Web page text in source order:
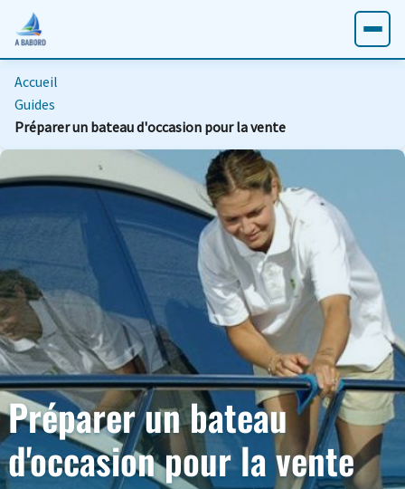
Accueil
Guides
Préparer un bateau d'occasion pour la vente
Préparer un bateau
d'occasion pour la vente